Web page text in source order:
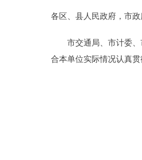
政务服务
各区、县人民政府，市
市交通局、市计委、市
合本单位实际情况认真贯